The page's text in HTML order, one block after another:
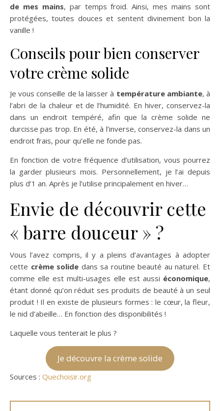
de mes mains, par temps froid. Ainsi, mes mains sont
protégées, toutes douces et sentent divinement bon la
vanille !
Conseils pour bien conserver
votre crème solide
Je vous conseille de la laisser à température ambiante, à
l’abri de la chaleur et de l’humidité. En hiver, conservez-la
dans un endroit tempéré, afin que la crème solide ne
durcisse pas trop. En été, à l’inverse, conservez-la dans un
endroit frais, pour qu’elle ne fonde pas.
En fonction de votre fréquence d’utilisation, vous pourrez
la garder plusieurs mois. Personnellement, je l’ai depuis
plus d’1 an. Après je l’utilise principalement en hiver…
Envie de découvrir cette
« barre douceur » ?
Vous l’avez compris, il y a pleins d’avantages à adopter
cette crème solide dans sa routine beauté au naturel. Et
comme elle est multi-usages elle est aussi économique,
étant donné qu’on réduit ses produits de beauté à un seul
produit ! Il en existe de plusieurs formes : le cœur, la fleur,
le nid d’abeille… En fonction des disponibilités !
Laquelle vous tenterait le plus ?
Je découvre la crème solide
Sources : Quechoisir.org